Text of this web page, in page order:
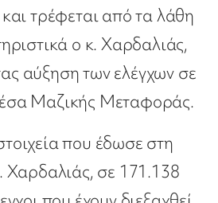
τρέφεται από τα λάθη
ο κ. Χαρδαλιάς,
αύξηση των ελέγχων σε
Μαζικής Μεταφοράς.
που έδωσε στη
Χαρδαλιάς, σε 171.138